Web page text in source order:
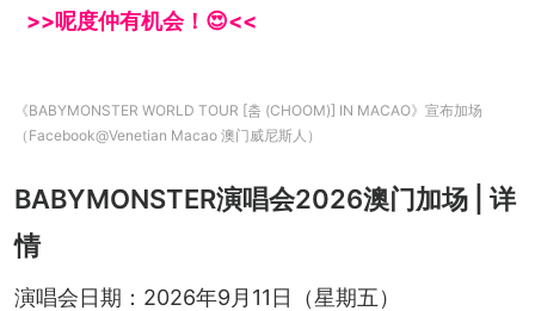
>>呢度仲有机会！😍<<
《BABYMONSTER WORLD TOUR [춤 (CHOOM)] IN MACAO》宣布加场
（Facebook@Venetian Macao 澳门威尼斯人）
BABYMONSTER演唱会2026澳门加场 | 详
情
演唱会日期：2026年9月11日（星期五）